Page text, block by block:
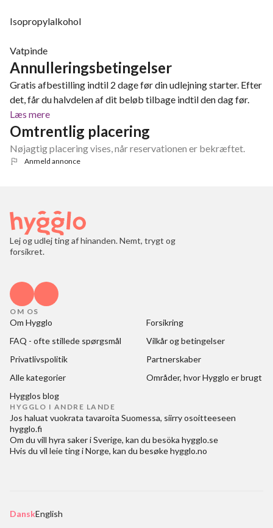
Isopropylalkohol
Vatpinde
Annulleringsbetingelser
Gratis afbestilling indtil 2 dage før din udlejning starter. Efter
det, får du halvdelen af dit beløb tilbage indtil den dag før.
Læs mere
Omtrentlig placering
Nøjagtig placering vises, når reservationen er bekræftet.
Anmeld annonce
Lej og udlej ting af hinanden. Nemt, trygt og
forsikret.
OM OS
Om Hygglo
Forsikring
FAQ - ofte stillede spørgsmål
Vilkår og betingelser
Privatlivspolitik
Partnerskaber
Alle kategorier
Områder, hvor Hygglo er brugt
Hygglos blog
HYGGLO I ANDRE LANDE
Jos haluat vuokrata tavaroita Suomessa, siirry osoitteeseen
hygglo.fi
Om du vill hyra saker i Sverige, kan du besöka hygglo.se
Hvis du vil leie ting i Norge, kan du besøkehygglo.no
DanskEnglish